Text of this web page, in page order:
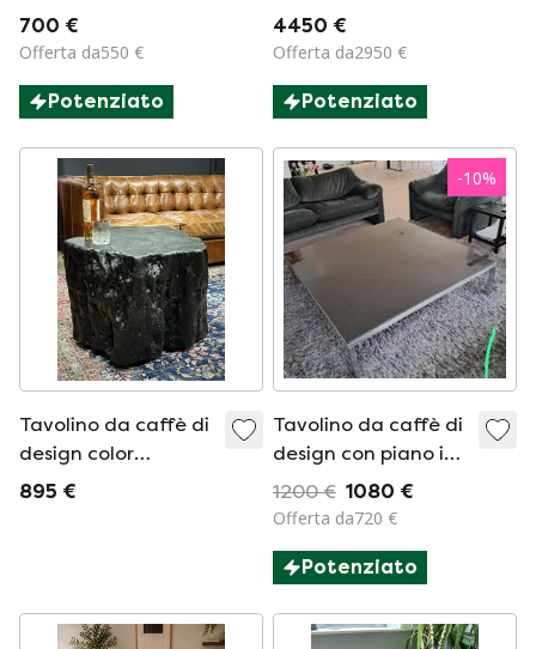
700 €
Offerta da550 €
Potenziato
marmo
4450 €
Offerta da2950 €
Potenziato
Tavolino da caffè di
design color
carbone
895 €
-10%
Tavolino da caffè di
design con piano in
granito nero e
struttura in acciaio
1200 € 1080 €
Offerta da720 €
Potenziato